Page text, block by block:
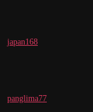
japan168
panglima77